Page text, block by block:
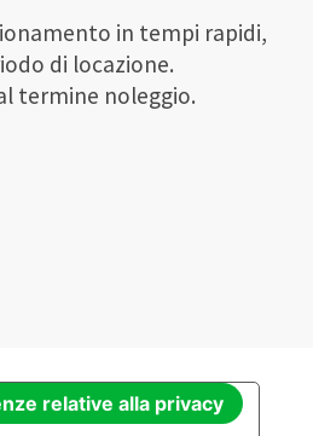
in tempi rapidi,
di locazione.
termine noleggio.
relative alla privacy